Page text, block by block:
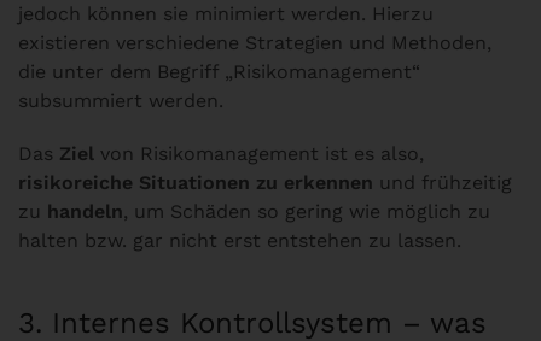
jedoch können sie minimiert werden. Hierzu
existieren verschiedene Strategien und Methoden,
die unter dem Begriff „Risikomanagement“
subsummiert werden.
Das Ziel von Risikomanagement ist es also,
risikoreiche Situationen zu erkennen und frühzeitig
zu handeln, um Schäden so gering wie möglich zu
halten bzw. gar nicht erst entstehen zu lassen.
3. Internes Kontrollsystem – was